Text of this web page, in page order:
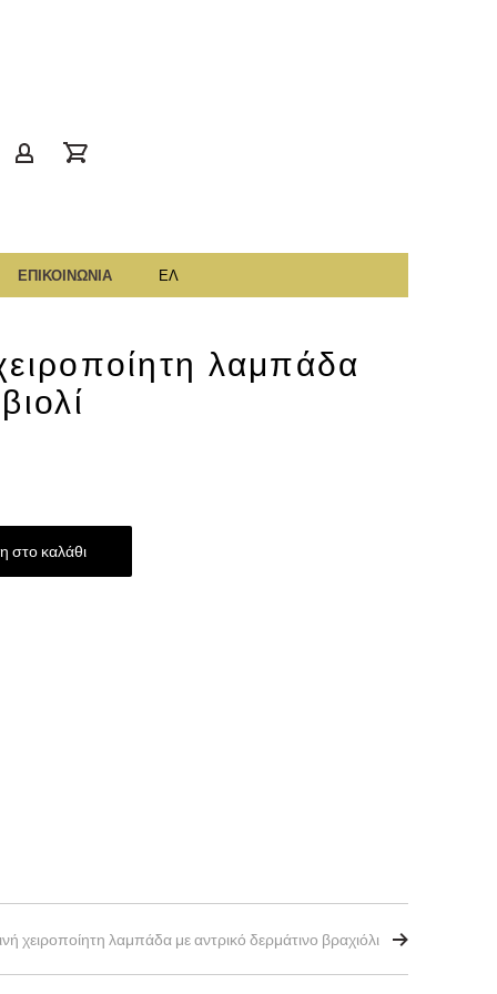
ΕΠΙΚΟΙΝΩΝΙΑ ΕΛ
λαμπάδα
στο καλάθι
χειροποίητη λαμπάδα με αντρικό δερμάτινο βραχιόλι